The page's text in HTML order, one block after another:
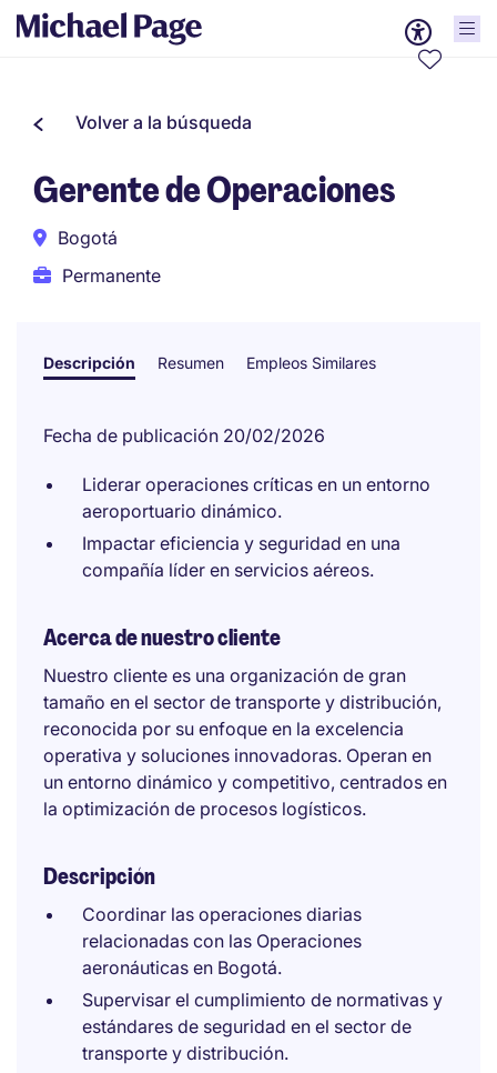
Volver a la búsqueda
Gerente de Operaciones
Bogotá
Permanente
Descripción Resumen Empleos Similares
Fecha de publicación 20/02/2026
Liderar operaciones críticas en un entorno
aeroportuario dinámico.
Impactar eficiencia y seguridad en una
compañía líder en servicios aéreos.
Acerca de nuestro cliente
Nuestro cliente es una organización de gran
tamaño en el sector de transporte y distribución,
reconocida por su enfoque en la excelencia
operativa y soluciones innovadoras. Operan en
un entorno dinámico y competitivo, centrados en
la optimización de procesos logísticos.
Descripción
Coordinar las operaciones diarias
relacionadas con las Operaciones
aeronáuticas en Bogotá.
Supervisar el cumplimiento de normativas y
estándares de seguridad en el sector de
transporte y distribución.